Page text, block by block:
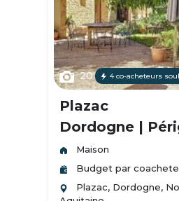
20 4 co-acheteurs
Plazac
Dordogne |
Maison
Budget par
Plazac, Dordogne,